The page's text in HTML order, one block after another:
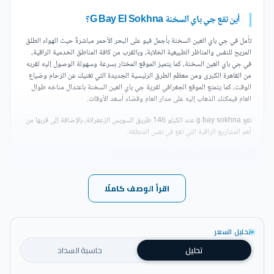
أين تقع جي باي السخنة G Bay El Sokhna؟
تأمل في جي باي العين السخنة بأجمل فيو على البحر الأحمر مباشرةً حيث الهواء الطلق
المريح للنفس والمناظر الطبيعية الخلابة، وبالقرب من كافة المناطق الخدمية الراقية،
في جي باي العين السخنة، كما يتميز الموقع المختار بسرعة وسهولة الوصول إليه لقربه
من القاهرة الكبرى ومن معظم الطرق الرئيسية الجديدة التي تغنيك عن الزحام وضياع
الوقت، كما يتمتع الموقع الجغرافي لقرية جي باي العين السخنة باعتدال مناخه طوال
العام فيمكنك الذهاب إليه على مدار العام وقضاء أسعد الأوقات.
تقع g bay sokhna عند الكيلو 146 طريق السويس الزعفرانة، بالإضافة إلى قربها من
أهم المشاريع الراقية التي تقع في نفس المنطقة.
وجودها على ساحل خليج السويس بالبحر الأحمر الذي ينفرد بمياهه
تبعد قرية جي باي مسافة تقدر بحوالي ساعة من مدينة القاهرة.
اقتراب جي باي السخنة من أهم المدن الجديدة مثل العاصمة الإدارية،
اقرأ الوصف كاملًا
تحليل السعر
تحليل حاسبة السداد